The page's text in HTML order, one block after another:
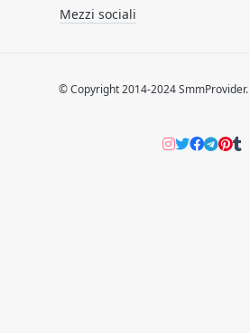
Mezzi sociali
© Copyright 2014-2024
Instagram
Twitter
Facebook